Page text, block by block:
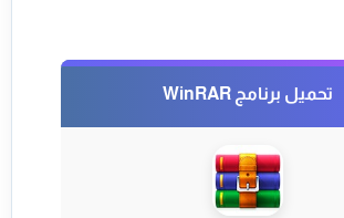
تحميل برنامج WinRAR